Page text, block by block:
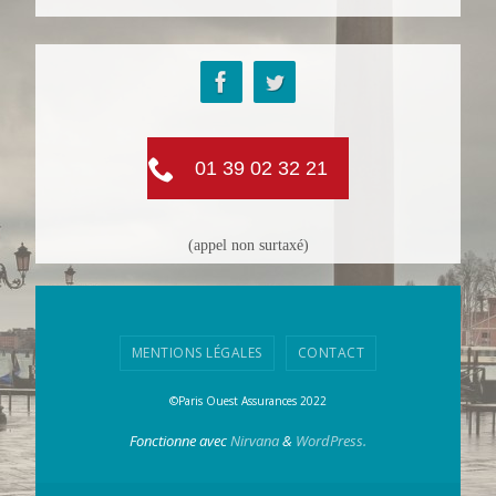
01 39 02 32 21
(appel non surtaxé)
MENTIONS LÉGALES CONTACT
©Paris Ouest Assurances 2022
Fonctionne avecNirvana& WordPress.